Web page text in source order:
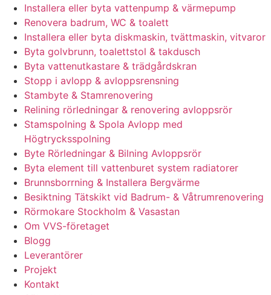
Installera eller byta vattenpump & värmepump
Renovera badrum, WC & toalett
Installera eller byta diskmaskin, tvättmaskin, vitvaror
Byta golvbrunn, toalettstol & takdusch
Byta vattenutkastare & trädgårdskran
Stopp i avlopp & avloppsrensning
Stambyte & Stamrenovering
Relining rörledningar & renovering avloppsrör
Stamspolning & Spola Avlopp med
Högtrycksspolning
Byte Rörledningar & Bilning Avloppsrör
Byta element till vattenburet system radiatorer
Brunnsborrning & Installera Bergvärme
Besiktning Tätskikt vid Badrum- & Våtrumrenovering
Rörmokare Stockholm & Vasastan
Om VVS-företaget
Blogg
Leverantörer
Projekt
Kontakt